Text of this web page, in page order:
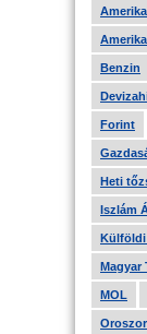
Benzin
Forint
Heti
Iszlám
Külföldi
Magyar
MOL